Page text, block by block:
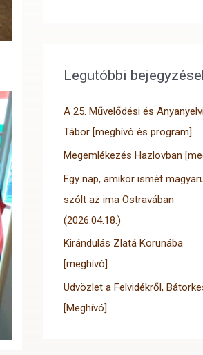
Legutóbbi
A 25. Művelődési és Anyanyelvi
Tábor [meghívó és program]
Megemlékezés Hazlovban
Egy nap, amikor ismét
szólt az ima Ostravában
(2026.04.18.)
Kirándulás Zlatá Korunába
[meghívó]
Üdvözlet a Felvidékről,
[Meghívó]